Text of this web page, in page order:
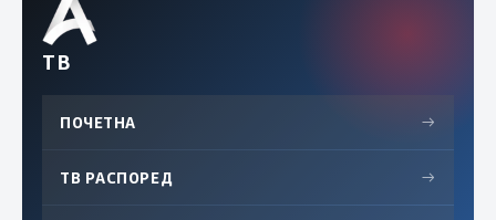
ТВ
ПОЧЕТНА →
ТВ РАСПОРЕД →